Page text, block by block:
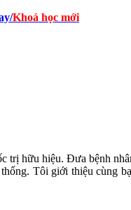
/Khoá học mới
hữu hiệu. Đưa bệnh
Tôi giới thiệu cùng